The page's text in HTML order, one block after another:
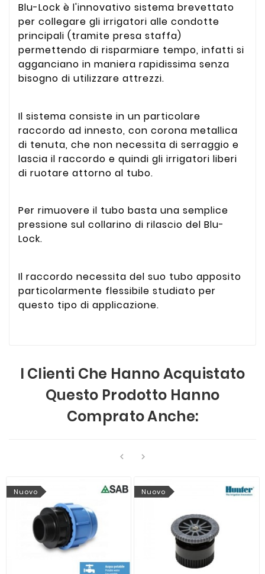
Blu-Lock è l'innovativo sistema brevettato
per collegare gli irrigatori alle condotte
principali (tramite presa staffa)
permettendo di risparmiare tempo, infatti si
agganciano in maniera rapidissima senza
bisogno di utilizzare attrezzi.
Il sistema consiste in un particolare
raccordo ad innesto, con corona metallica
di tenuta, che non necessita di serraggio e
lascia il raccordo e quindi gli irrigatori liberi
di ruotare attorno al tubo.
Per rimuovere il tubo basta una semplice
pressione sul collarino di rilascio del Blu-
Lock.
Il raccordo necessita del suo tubo apposito
particolarmente flessibile studiato per
questo tipo di applicazione.
I Clienti Che Hanno Acquistato
Questo Prodotto Hanno
Comprato Anche:
 
Nuovo Nuovo